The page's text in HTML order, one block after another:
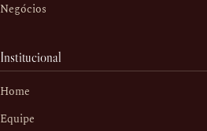
Negócios
Institucional
Home
Equipe